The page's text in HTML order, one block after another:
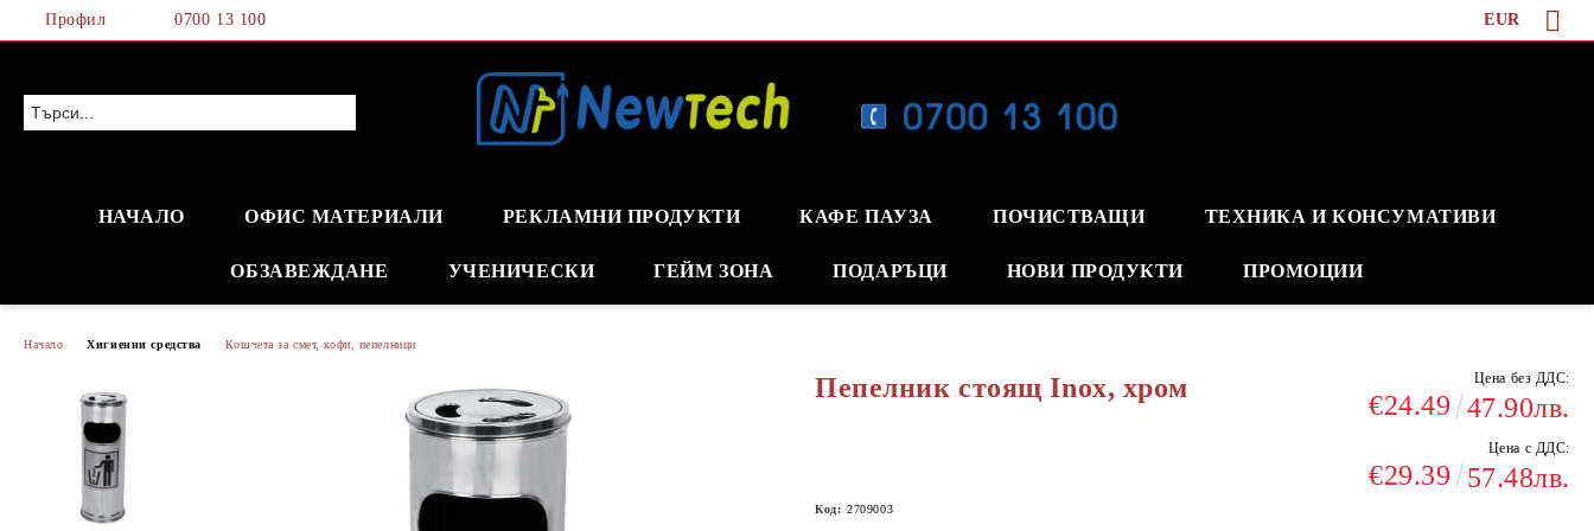
Профил 0700 13 100 EUR
НАЧАЛО ОФИС МАТЕРИАЛИ РЕКЛАМНИ ПРОДУКТИ КАФЕ ПАУЗА ПОЧИСТВАЩИ ТЕХНИКА И КОНСУМАТИВИ
ОБЗАВЕЖДАНЕ УЧЕНИЧЕСКИ ГЕЙМ ЗОНА ПОДАРЪЦИ НОВИ ПРОДУКТИ ПРОМОЦИИ
Начало Хигиенни средства Кошчета за смет, кофи, пепелници
Пепелник стоящ Inox, хром Цена без ДДС:
€24.49 47.90лв.
Цена с ДДС:
€29.39 57.48лв.
Код: 2709003